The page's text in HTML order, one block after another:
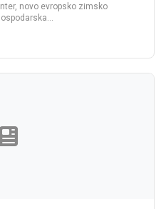
novo evropsko zimsko